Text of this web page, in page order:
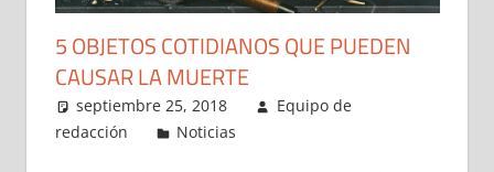
5 OBJETOS COTIDIANOS QUE PUEDEN
CAUSAR LA MUERTE
septiembre 25, 2018
Equipo de
redacción
Noticias